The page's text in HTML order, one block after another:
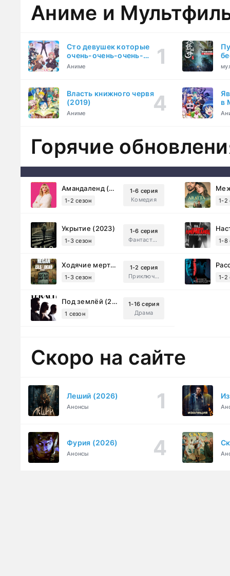
Аниме и
Сто девушек которые
очень-очень-очень-
очень-очень сильно тебя
Аниме
Власть книжного червя
(2019)
Аниме
в
Горячие
Амандаленд (2025)
1-2 сезон
1-6 серия
Комедия
1-2
Укрытие (2023)
1-3 сезон
1-6 серия
Фантастика, Триллер, Драма
1-8
Ходячие мертвецы: Мертвый город (2023)
1-3 сезон
1-2 серия
Приключения, Ужасы, Триллер
1-2
Под землёй (2026)
1 сезон
1-16 серия
Драма
Скоро на сайте
Леший (2026)
Анонсы
Фурия (2026)
Анонсы